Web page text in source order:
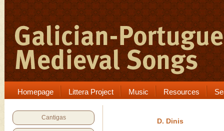
Homepage Littera Project Music Resources
Cantigas D. Dinis